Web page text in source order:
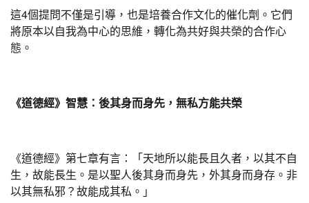
這4個提問不僅是引導，也是培養合作文化的催化劑。它們
將原本以自我為中心的思維，轉化為共好與共榮的合作心
態。
《道德經》智慧：後其身而身先，無私方能共榮
《道德經》第七章有言：「天地所以能長且久者，以其不自
生，故能長生。是以聖人後其身而身先，外其身而身存。非
以其無私邪？故能成其私。」